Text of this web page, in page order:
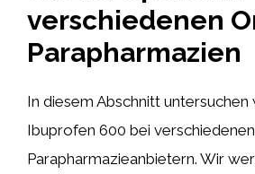
verschiedenen
Parapharmazien
In diesem Abschnitt untersuchen
Ibuprofen 600 bei
Parapharmazieanbietern. Wir